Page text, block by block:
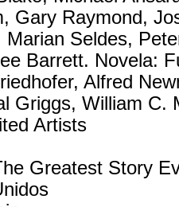
Gary Raymond,
Marian Seldes,
Barrett. Novela:
Alfred
Griggs, William C.
Artists
Greatest Story